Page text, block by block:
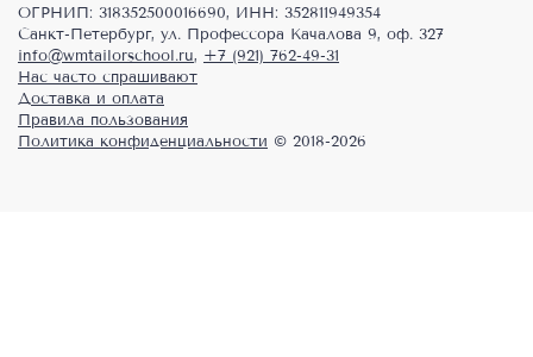
ОГРНИП: 318352500016690, ИНН: 352811949354
Санкт-Петербург, ул. Профессора Качалова 9, оф. 327
info@wmtailorschool.ru, +7 (921) 762-49-31
Нас часто спрашивают
Доставка и оплата
Правила пользования
Политика конфиденциальности © 2018-2026